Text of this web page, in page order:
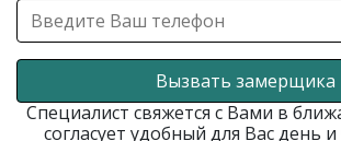
Вызвать замерщика
Специалист свяжется с Вами в
согласует удобный для Вас день и